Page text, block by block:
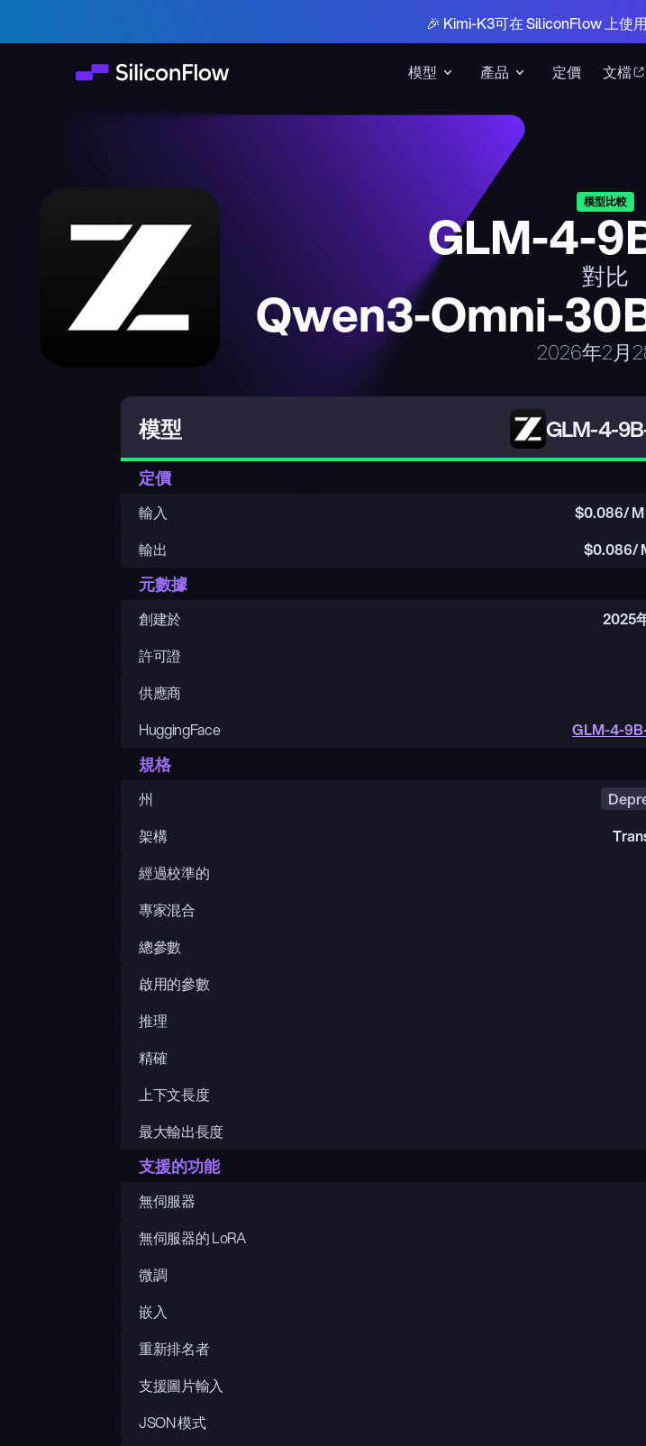
模型 產品 定價 文檔
🎉 Kimi-K3可在 SiliconFlow 上使
模型比較
GLM-4-
對比
Qwen3-Omni-
2026年2月
模型 GLM-4-
定價
輸入 $0.086/
輸出
$0.086/
元數據
創建於 2025
許可證
供應商
HuggingFace
GLM-4-
規格
州
架構
經過校準的
專家混合
總參數
啟用的參數
推理
精確
上下文長度
最大輸出長度
支援的功能
無伺服器
無伺服器的 LoRA
微調
嵌入
重新排名者
支援圖片輸入
JSON 模式